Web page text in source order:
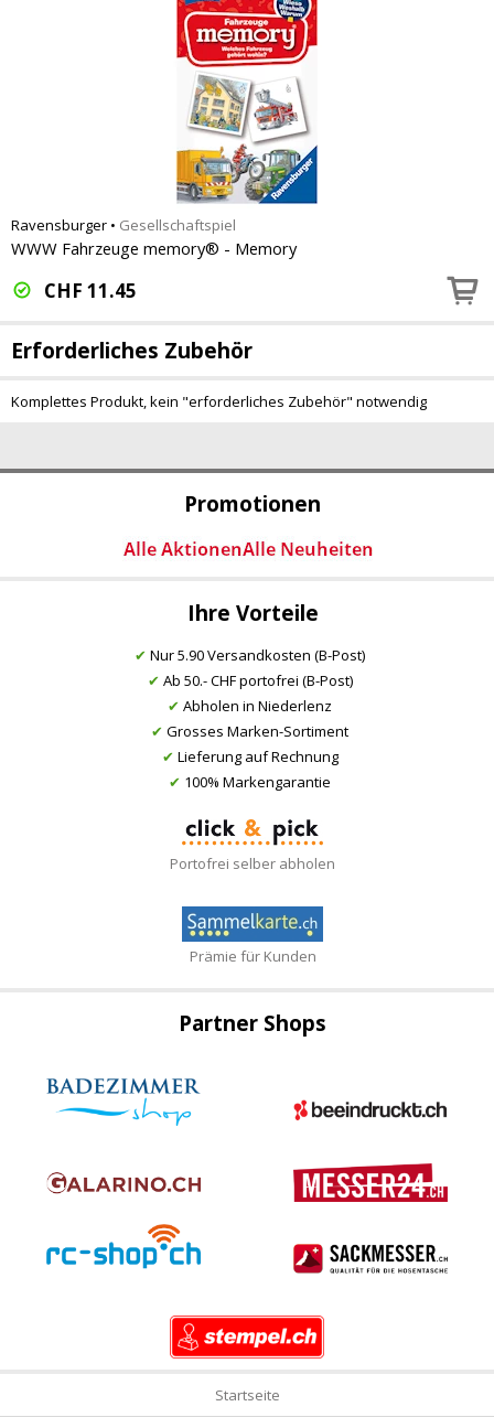
Promotionen
Ihre Vorteile
✔ Nur 5.90 Versandkosten (B-Post)
✔ Ab 50.- CHF portofrei (B-Post)
✔ Abholen in Niederlenz
✔ Grosses Marken-Sortiment
✔ Lieferung auf Rechnung
✔ 100% Markengarantie
Portofrei selber abholen
Prämie für Kunden
Ravensburger • Gesellschaftspiel
WWW Fahrzeuge memory® - Memory
CHF 11.45
Erforderliches Zubehör
Komplettes Produkt, kein "erforderliches Zubehör" notwendig
Partner Shops
Startseite